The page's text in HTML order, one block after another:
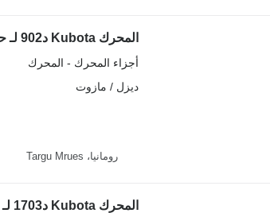
المحرك Kubota د902 لـ حفارة صغيرة Kubota KX018-4 KX019-4
أجزاء المحرك - المحرك
ديزل / مازوت
رومانيا، Targu Mrues
المحرك Kubota د1703 لـ حفارة صغيرة Kubota KX41-3